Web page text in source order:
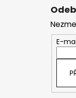
E-